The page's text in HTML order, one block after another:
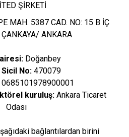
ŞİRKETİ
MAH. 5387 CAD. NO: 15 B İÇ
ANKARA
Doğanbey
No: 470079
0685101978900001
kuruluş: Ankara Ticaret
Odası
bağlantılardan birini